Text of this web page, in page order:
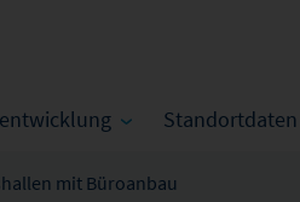
Standortdaten
mit Büroanbau